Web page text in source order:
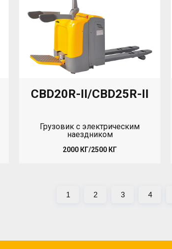
CBD20R-II/CBD25R-II
Грузовик с электрическим
наездником
2000 КГ/2500 КГ
1 2 3 4